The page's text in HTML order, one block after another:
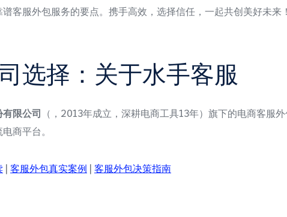
客服外包服务的要点。携手高效，选择信任，一起共创美好未来！
选择：关于水手客服
限公司
（，2013年成立，深耕电商工具13年）旗下的电商客服
商平台。
客服外包真实案例 客服外包决策指南